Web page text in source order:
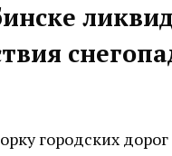
городских